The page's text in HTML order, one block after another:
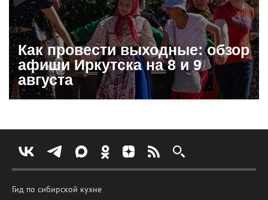
Как провести выходные: обзор
афиши Иркутска на 8 и 9
августа
Гид по сибирской кухне